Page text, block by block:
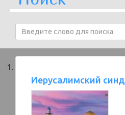
Иерусалимский